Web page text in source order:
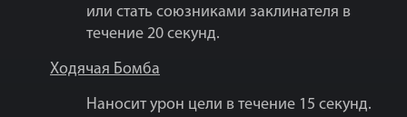
или стать союзниками заклинателя в
течение 20 секунд.
Ходячая Бомба
Наносит урон цели в течение 15 секунд.